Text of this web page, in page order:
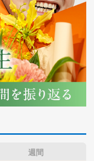
週間